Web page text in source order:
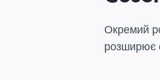
Окремий
розширює